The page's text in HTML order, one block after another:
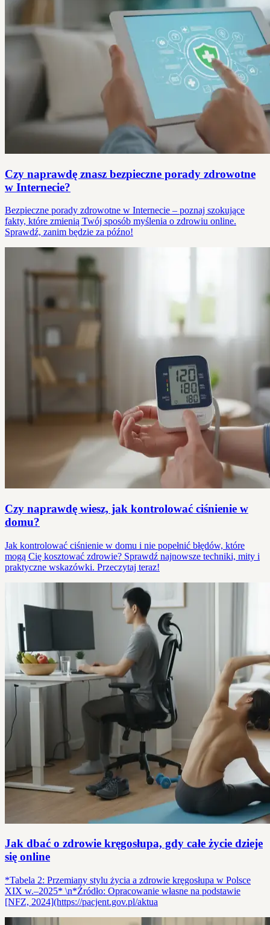
Czy naprawdę znasz bezpieczne porady zdrowotne
w Internecie?
Bezpieczne porady zdrowotne w Internecie – poznaj szokujące
fakty, które zmienią Twój sposób myślenia o zdrowiu online.
Sprawdź, zanim będzie za późno!
Czy naprawdę wiesz, jak kontrolować ciśnienie w
domu?
Jak kontrolować ciśnienie w domu i nie popełnić błędów, które
mogą Cię kosztować zdrowie? Sprawdź najnowsze techniki, mity i
praktyczne wskazówki. Przeczytaj teraz!
Jak dbać o zdrowie kręgosłupa, gdy całe życie dzieje
się online
*Tabela 2: Przemiany stylu życia a zdrowie kręgosłupa w Polsce
XIX w.–2025* \n*Źródło: Opracowanie własne na podstawie
[NFZ, 2024](https://pacjent.gov.pl/aktua